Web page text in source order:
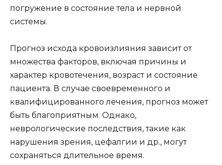
погружение в состояние тела и нервной
системы.
Прогноз исхода кровоизлияния зависит от
множества факторов, включая причины и
характер кровотечения, возраст и состояние
пациента. В случае своевременного и
квалифицированного лечения, прогноз может
быть благоприятным. Однако,
неврологические последствия, такие как
нарушения зрения, цефалгии и др., могут
сохраняться длительное время.